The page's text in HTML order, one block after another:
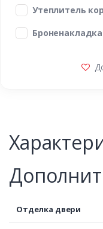
Утеплитель
Броненакладка
Отделка двери